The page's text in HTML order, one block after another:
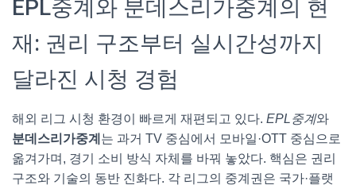
EPL중계와 분데스리가중계의 현
재: 권리 구조부터 실시간성까지
달라진 시청 경험
해외 리그 시청 환경이 빠르게 재편되고 있다. EPL중계와
분데스리가중계 는 과거 TV 중심에서 모바일·OTT 중심으로
옮겨가며, 경기 소비 방식 자체를 바꿔 놓았다. 핵심은 권리
구조와 기술의 동반 진화다. 각 리그의 중계권은 국가·플랫